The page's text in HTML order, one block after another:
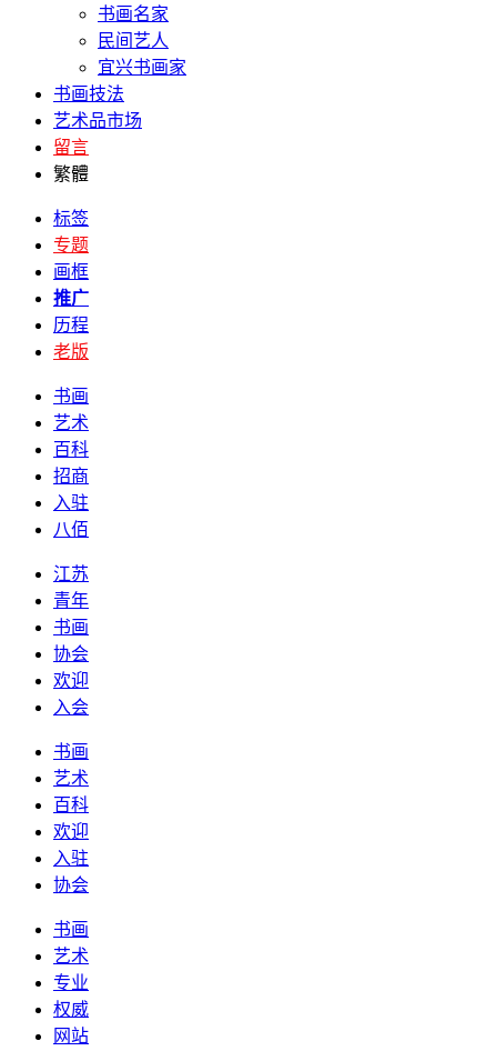
书画名家
民间艺人
宜兴书画家
书画技法
艺术品市场
留言
繁體
标签
专题
画框
推广
历程
老版
书画
艺术
百科
招商
入驻
八佰
江苏
青年
书画
协会
欢迎
入会
书画
艺术
百科
欢迎
入驻
协会
书画
艺术
专业
权威
网站